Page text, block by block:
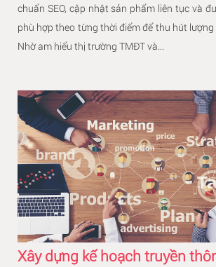
chuẩn SEO, cập nhật sản phẩm liên tục và
phù hợp theo từng thời điểm để thu hút
Nhờ am hiểu thị trường TMĐT và...
Xây dựng kế hoạch truyền